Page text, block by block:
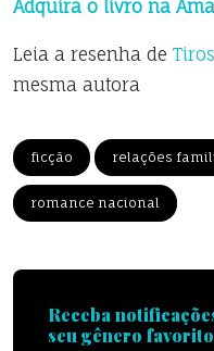
Adquira o livro na
Leia a resenha de
mesma autora
ficção relações
romance nacional
Receba
seu gênero